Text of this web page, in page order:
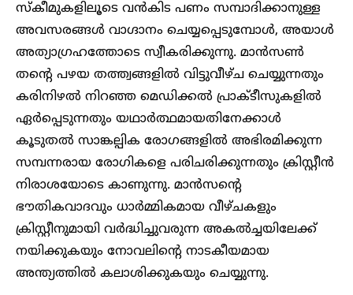
സ്കീമുകളിലൂടെ വൻകിട പണം സമ്പാദിക്കാനുള്ള
അവസരങ്ങൾ വാഗ്ദാനം ചെയ്യപ്പെടുമ്പോൾ, അയാൾ
അത്യാഗ്രഹത്തോടെ സ്വീകരിക്കുന്നു. മാൻസൺ
തന്റെ പഴയ തത്ത്വങ്ങളിൽ വിട്ടുവീഴ്ച ചെയ്യുന്നതും
കരിനിഴൽ നിറഞ്ഞ മെഡിക്കൽ പ്രാക്ടീസുകളിൽ
ഏർപ്പെടുന്നതും യഥാർത്ഥമായതിനേക്കാൾ
കൂടുതൽ സാങ്കല്പിക രോഗങ്ങളിൽ അഭിരമിക്കുന്ന
സമ്പന്നരായ രോഗികളെ പരിചരിക്കുന്നതും ക്രിസ്റ്റീൻ
നിരാശയോടെ കാണുന്നു. മാൻസന്റെ
ഭൗതികവാദവും ധാർമ്മികമായ വീഴ്ചകളും
ക്രിസ്റ്റീനുമായി വർദ്ധിച്ചുവരുന്ന അകൽച്ചയിലേക്ക്
നയിക്കുകയും നോവലിന്റെ നാടകീയമായ
അന്ത്യത്തിൽ കലാശിക്കുകയും ചെയ്യുന്നു.